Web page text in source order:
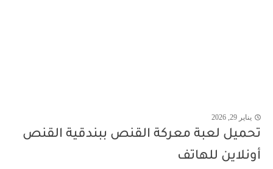
يناير 29, 2026
تحميل لعبة معركة القنص ببندقية القنص
أونلاين للهاتف